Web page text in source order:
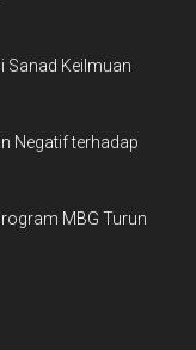
Sanad Keilmuan
Negatif terhadap
MBG Turun